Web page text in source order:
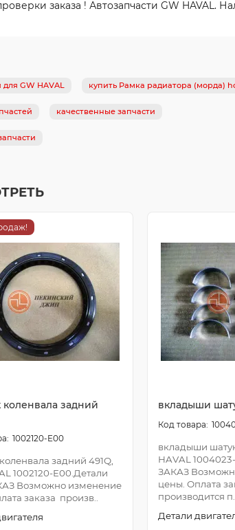
заказа ! Автозапчасти GW HAVAL.
для GW HAVAL купить Рамка радиатора (морда)
качественные запчасти
коленвала задний
1002120-E00
задний 491Q,
1002120-E00.Детали
Возможно изменение
заказа произв..
вкладыши
вкладыши
HAVAL
ЗАКАЗ
цены. Оплата
производится п..
Детали